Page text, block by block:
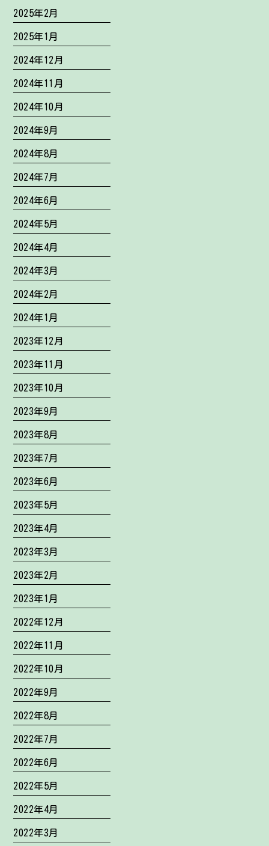
2025年2月
2025年1月
2024年12月
2024年11月
2024年10月
2024年9月
2024年8月
2024年7月
2024年6月
2024年5月
2024年4月
2024年3月
2024年2月
2024年1月
2023年12月
2023年11月
2023年10月
2023年9月
2023年8月
2023年7月
2023年6月
2023年5月
2023年4月
2023年3月
2023年2月
2023年1月
2022年12月
2022年11月
2022年10月
2022年9月
2022年8月
2022年7月
2022年6月
2022年5月
2022年4月
2022年3月